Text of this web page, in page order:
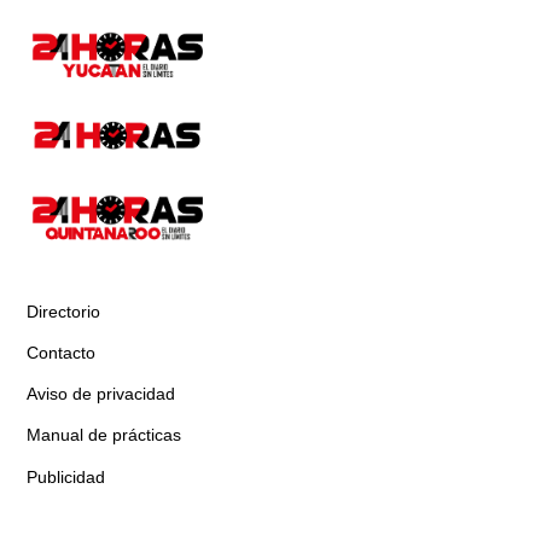
Directorio
Contacto
Aviso de privacidad
Manual de prácticas
Publicidad